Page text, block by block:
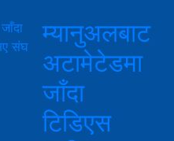
म्यानुअलबाट
अटामेटेडमा
जाँदा
टिडिएस